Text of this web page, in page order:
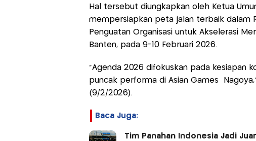
Hal tersebut diungkapkan oleh Ketua
mempersiapkan peta jalan terbaik dalam
Penguatan Organisasi untuk Akselerasi
Banten, pada 9-10 Februari 2026.
“Agenda 2026 difokuskan pada kesiapan
puncak performa di Asian Games
(9/2/2026).
Baca Juga:
Tim Panahan Indonesia Jadi